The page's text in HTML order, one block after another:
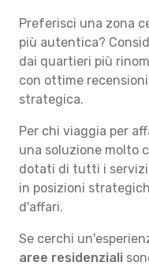
Preferisci una zona
più autentica?
dai quartieri più
con ottime
strategica.
Per chi viaggia per
una soluzione molto
dotati di tutti i servizi
in posizioni
d'affari.
Se cerchi
aree residenziali